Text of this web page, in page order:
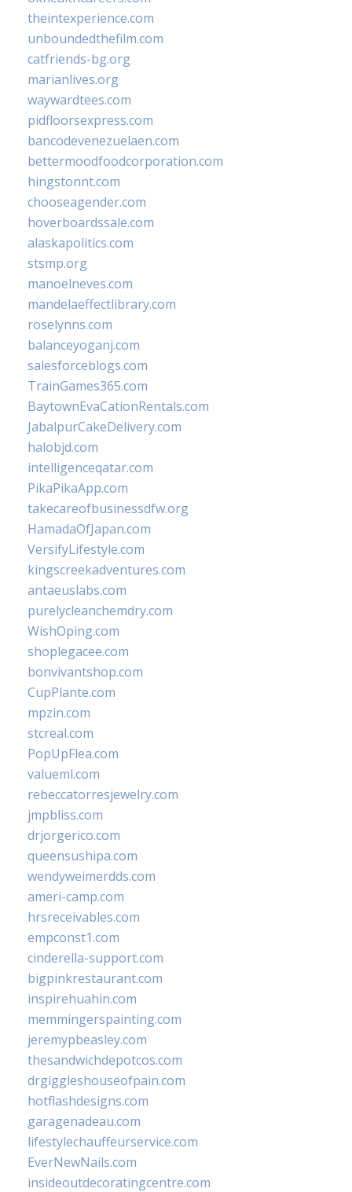
theintexperience.com
unboundedthefilm.com
catfriends-bg.org
marianlives.org
waywardtees.com
pidfloorsexpress.com
bancodevenezuelaen.com
bettermoodfoodcorporation.com
hingstonnt.com
chooseagender.com
hoverboardssale.com
alaskapolitics.com
stsmp.org
manoelneves.com
mandelaeffectlibrary.com
roselynns.com
balanceyoganj.com
salesforceblogs.com
TrainGames365.com
BaytownEvaCationRentals.com
JabalpurCakeDelivery.com
halobjd.com
intelligenceqatar.com
PikaPikaApp.com
takecareofbusinessdfw.org
HamadaOfJapan.com
VersifyLifestyle.com
kingscreekadventures.com
antaeuslabs.com
purelycleanchemdry.com
WishOping.com
shoplegacee.com
bonvivantshop.com
CupPlante.com
mpzin.com
stcreal.com
PopUpFlea.com
valueml.com
rebeccatorresjewelry.com
jmpbliss.com
drjorgerico.com
queensushipa.com
wendyweimerdds.com
ameri-camp.com
hrsreceivables.com
empconst1.com
cinderella-support.com
bigpinkrestaurant.com
inspirehuahin.com
memmingerspainting.com
jeremypbeasley.com
thesandwichdepotcos.com
drgiggleshouseofpain.com
hotflashdesigns.com
garagenadeau.com
lifestylechauffeurservice.com
EverNewNails.com
insideoutdecoratingcentre.com